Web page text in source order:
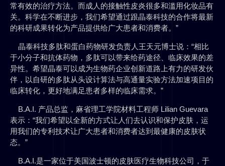
常有效的治疗方法。而成人的接触性皮炎很多和滥用化妆品有
关。科学在不断进步，我们希望通过跟晶泰科技的合作将最新
的科研成果转化为产品提供给广大患者和消费者。”
晶泰科技多肽和蛋白药物研发负责人王天元博士说：“相比
于小分子和抗体药物，多肽可以带来给药途径、临床效果的差
异性。希望晶泰可以成为生物药企业创新道路上有力的研发伙
伴，以自研的多肽从头设计算法与高通量实验方法加速项目的
临床转化，更好地满足患者多样的临床需求。”
B.A.I. 产品总监，麻省理工学院材料工程师 Lilian Guevara
表示：“我们希望以全新的方式让人们去认识和保护皮肤，运
用我们的专利技术让广大患者和消费者达到最健康的皮肤状
态。”
B.A.I.是一家位于美国波士顿的皮肤医疗生物科技公司，于